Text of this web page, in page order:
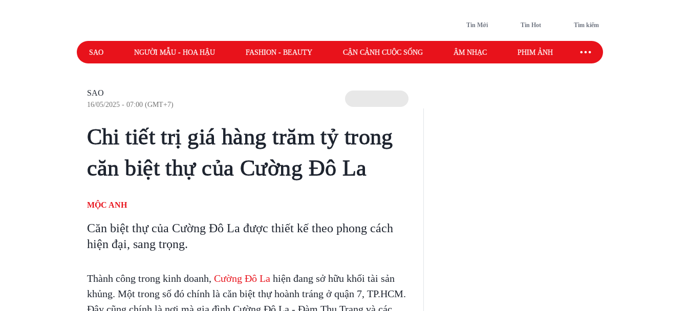
Tin Mới Tin Hot Tìm kiếm
SAO NGƯỜI MẪU - HOA HẬU FASHION - BEAUTY CẬN CẢNH CUỘC SỐNG ÂM NHẠC PHIM ẢNH SAO SPORT
SAO
16/05/2025 - 07:00 (GMT+7)
Chi tiết trị giá hàng trăm tỷ trong
căn biệt thự của Cường Đô La
MỘC ANH
Căn biệt thự của Cường Đô La được thiết kế theo phong cách
hiện đại, sang trọng.
Thành công trong kinh doanh, Cường Đô La hiện đang sở hữu khối tài sản
khủng. Một trong số đó chính là căn biệt thự hoành tráng ở quận 7, TP.HCM.